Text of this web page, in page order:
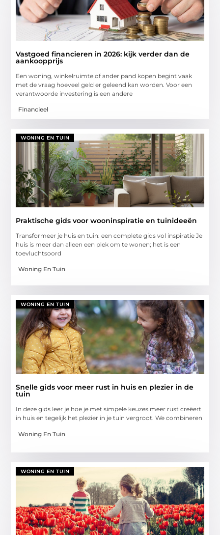
Vastgoed financieren in 2026: kijk verder dan de
aankoopprijs
Een woning, winkelruimte of ander pand kopen begint vaak
met de vraag hoeveel geld er geleend kan worden. Voor een
verantwoorde investering is een andere
Financieel
WONING EN TUIN
Praktische gids voor wooninspiratie en tuinideeën
Transformeer je huis en tuin: een complete gids vol inspiratie Je
huis is meer dan alleen een plek om te wonen; het is een
toevluchtsoord
Woning En Tuin
WONING EN TUIN
Snelle gids voor meer rust in huis en plezier in de
tuin
In deze gids leer je hoe je met simpele keuzes meer rust creëert
in huis en tegelijk het plezier in je tuin vergroot. We combineren
Woning En Tuin
WONING EN TUIN